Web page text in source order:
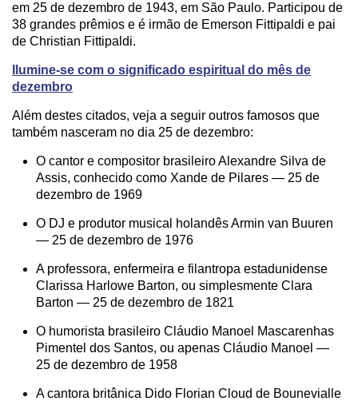
em 25 de dezembro de 1943, em São Paulo. Participou de
38 grandes prêmios e é irmão de Emerson Fittipaldi e pai
de Christian Fittipaldi.
Ilumine-se com o significado espiritual do mês de
dezembro
Além destes citados, veja a seguir outros famosos que
também nasceram no dia 25 de dezembro:
O cantor e compositor brasileiro Alexandre Silva de
Assis, conhecido como Xande de Pilares — 25 de
dezembro de 1969
O DJ e produtor musical holandês Armin van Buuren
— 25 de dezembro de 1976
A professora, enfermeira e filantropa estadunidense
Clarissa Harlowe Barton, ou simplesmente Clara
Barton — 25 de dezembro de 1821
O humorista brasileiro Cláudio Manoel Mascarenhas
Pimentel dos Santos, ou apenas Cláudio Manoel —
25 de dezembro de 1958
A cantora britânica Dido Florian Cloud de Bounevialle